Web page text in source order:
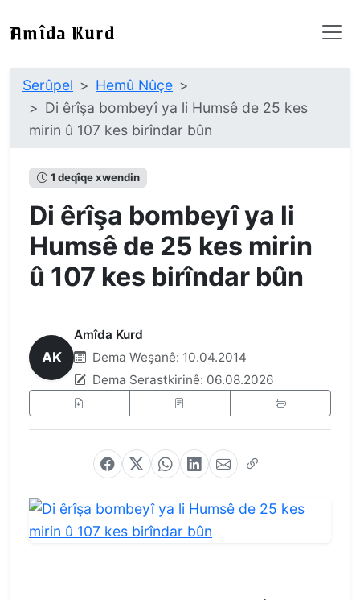
Amîda Kurd
Serûpel
Hemû Nûçe
Di êrîşa bombeyî ya li Humsê de 25 kes
mirin û 107 kes birîndar bûn
1 deqîqe xwendin
Di êrîşa bombeyî ya li
Humsê de 25 kes mirin
û 107 kes birîndar bûn
AK
Amîda Kurd
Dema Weşanê: 10.04.2014
Dema Serastkirinê: 06.08.2026